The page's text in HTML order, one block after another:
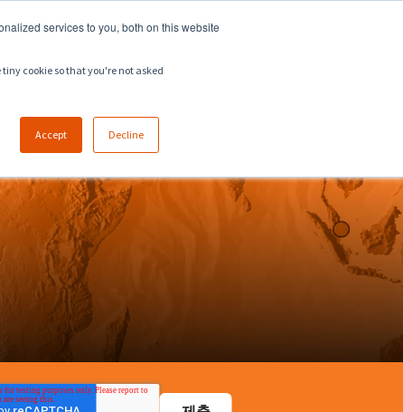
services to you, both on this website
cookie so that you're not asked
Accept Decline